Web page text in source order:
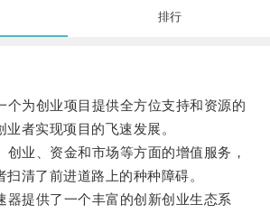
排行
为创业项目提供全方位支持和资源的
者实现项目的飞速发展。
业、资金和市场等方面的增值服务，
清了前进道路上的种种障碍。
提供了一个丰富的创新创业生态系